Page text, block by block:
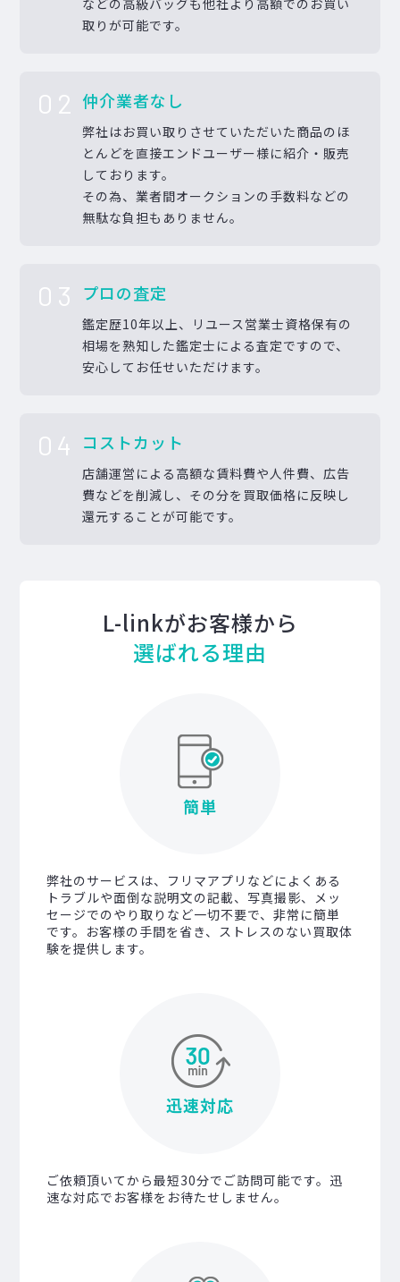
取りが可能です。
02 仲介業者なし
弊社はお買い取りさせていただいた商品のほ
とんどを直接エンドユーザー様に紹介・販売
しております。
その為、業者間オークションの手数料などの
無駄な負担もありません。
03 プロの査定
鑑定歴10年以上、リユース営業士資格保有の
相場を熟知した鑑定士による査定ですので、
安心してお任せいただけます。
04 コストカット
店舗運営による高額な賃料費や人件費、広告
費などを削減し、その分を買取価格に反映し
還元することが可能です。
L-linkがお客様から
選ばれる理由
簡単
弊社のサービスは、フリマアプリなどによくある
トラブルや面倒な説明文の記載、写真撮影、メッ
セージでのやり取りなど一切不要で、非常に簡単
です。お客様の手間を省き、ストレスのない買取体
験を提供します。
迅速対応
ご依頼頂いてから最短30分でご訪問可能です。迅
速な対応でお客様をお待たせしません。